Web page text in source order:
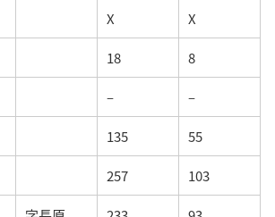
X X
18 8
– –
135 55
257 103